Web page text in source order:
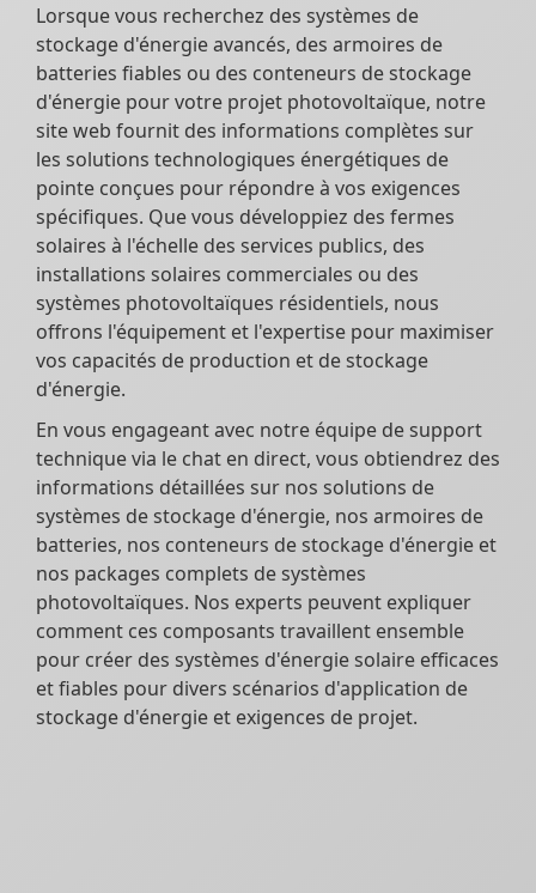
Lorsque vous recherchez des systèmes de
stockage d'énergie avancés, des armoires de
batteries fiables ou des conteneurs de stockage
d'énergie pour votre projet photovoltaïque, notre
site web fournit des informations complètes sur
les solutions technologiques énergétiques de
pointe conçues pour répondre à vos exigences
spécifiques. Que vous développiez des fermes
solaires à l'échelle des services publics, des
installations solaires commerciales ou des
systèmes photovoltaïques résidentiels, nous
offrons l'équipement et l'expertise pour maximiser
vos capacités de production et de stockage
d'énergie.
En vous engageant avec notre équipe de support
technique via le chat en direct, vous obtiendrez des
informations détaillées sur nos solutions de
systèmes de stockage d'énergie, nos armoires de
batteries, nos conteneurs de stockage d'énergie et
nos packages complets de systèmes
photovoltaïques. Nos experts peuvent expliquer
comment ces composants travaillent ensemble
pour créer des systèmes d'énergie solaire efficaces
et fiables pour divers scénarios d'application de
stockage d'énergie et exigences de projet.